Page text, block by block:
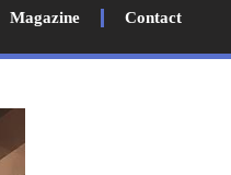
Magazine Contact